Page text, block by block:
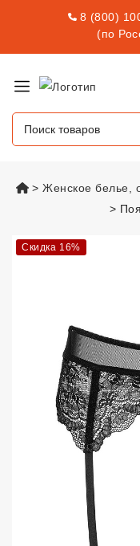
8 (800)
(по
vsexshop.ru
Женское белье,
Скидка 16%